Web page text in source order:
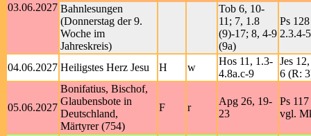
03.06.2027 Bahnlesungen
(Donnerstag der 9.
Woche im
Jahreskreis)
Tob 6, 10-
11; 7, 1.8
(9)-17; 8, 4-9
(9a)
Ps
2.3.4-
04.06.2027 Heiligstes Herz Jesu H w
Hos 11, 1.3-
4.8a.c-9
Jes
6 (R:
05.06.2027
Bonifatius, Bischof,
Glaubensbote in
Deutschland,
Märtyrer (754)
F r
Apg 26, 19-
23
Ps
vgl.